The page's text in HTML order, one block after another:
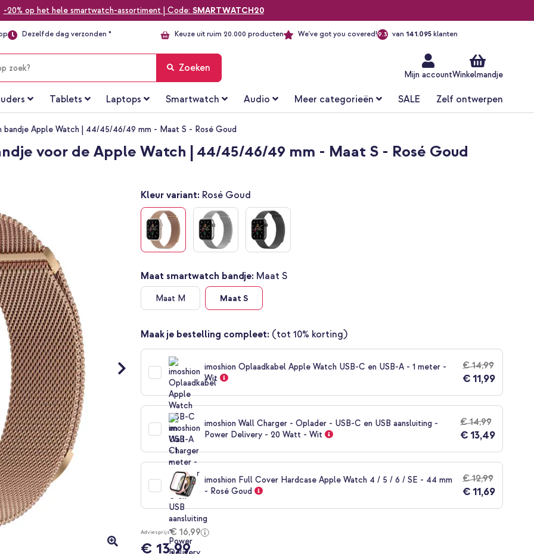
-20% op het hele smartwatch-assortiment | Code: SMARTWATCH20
Dezelfde dag verzonden * Keuze uit ruim 20.000 producten We've got you covered!9.3 van 141.095klanten
Mijn accountWinkelmandje
Zoeken
Tablets Laptops Smartwatch Audio Meer categorieën SALE Zelf ontwerpen
bandje Apple Watch | 44/45/46/49 mm - Maat S - Rosé Goud
voor de Apple Watch | 44/45/46/49 mm - Maat S - Rosé Goud
Kleur variant: Rosé Goud
Maat smartwatch bandje: Maat S
Maat M Maat S
Maak je bestelling compleet: (tot 10% korting)
imoshion Oplaadkabel Apple Watch USB-C en USB-A - 1 meter -
Wit
€ 14,99
€ 11,99
imoshion Wall Charger - Oplader - USB-C en USB aansluiting -
Power Delivery - 20 Watt - Wit
€ 14,99
€ 13,49
imoshion Full Cover Hardcase Apple Watch 4 / 5 / 6 / SE - 44 mm
- Rosé Goud
€ 12,99
€ 11,69
Adviesprijs€ 16,99
€ 13,99